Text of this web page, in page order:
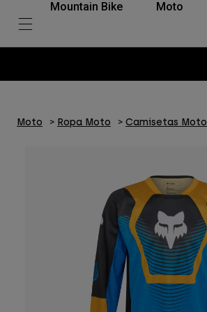
Mountain Bike Moto
Moto Ropa Moto Camisetas Moto